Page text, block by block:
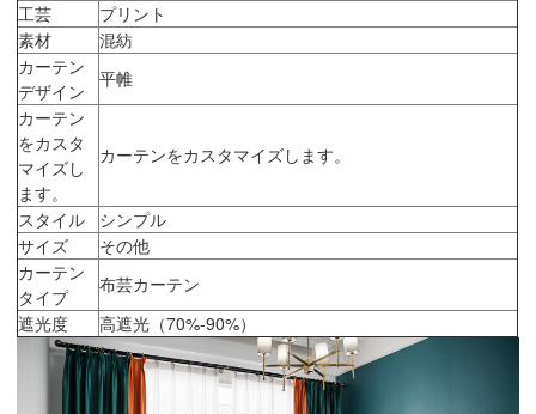
工芸
プリント
素材
混紡
カーテン
デザイン
平帷
カーテン
をカスタ
マイズし
ます。
カーテンをカスタマイズします。
スタイル
シンプル
サイズ
その他
カーテン
タイプ
布芸カーテン
遮光度
高遮光（70%-90%）